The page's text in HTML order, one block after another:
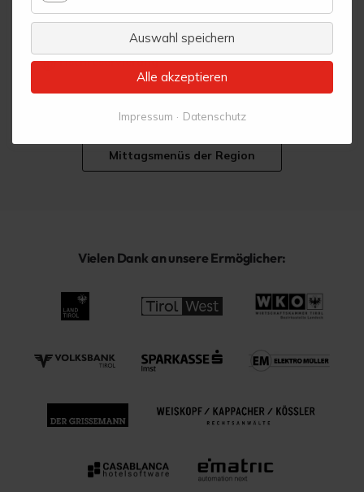
Reservieren
Tischreservierung
Mittagsmenüs der Region
Vielen Dank an unsere Ermöglicher:
Statistik
Auswahl speichern
Alle akzeptieren
Impressum Datenschutz